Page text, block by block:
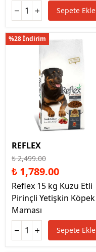
Sepete Ekle
%28 İndirim
REFLEX
₺ 2,499.00
₺ 1,789.00
Reflex 15 kg Kuzu Etli
Pirinçli Yetişkin Köpek
Maması
Sepete Ekle